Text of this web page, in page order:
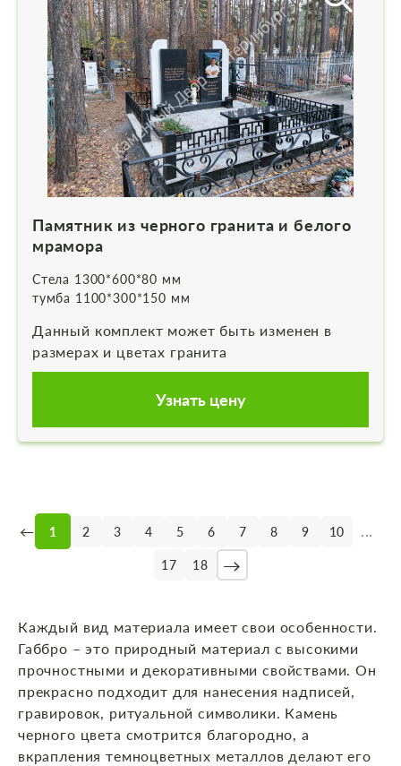
Памятник из черного гранита и белого
мрамора
Стела 1300*600*80 мм
тумба 1100*300*150 мм
Данный комплект может быть изменен в
размерах и цветах гранита
Узнать цену
← 1 2 3 4 5 6 7 8 9 10 ...
17 18 →
Каждый вид материала имеет свои особенности.
Габбро – это природный материал с высокими
прочностными и декоративными свойствами. Он
прекрасно подходит для нанесения надписей,
гравировок, ритуальной символики. Камень
черного цвета смотрится благородно, а
вкрапления темноцветных металлов делают его